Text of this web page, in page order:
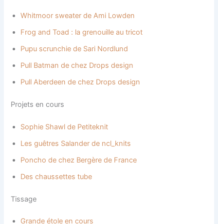
Whitmoor sweater de Ami Lowden
Frog and Toad : la grenouille au tricot
Pupu scrunchie de Sari Nordlund
Pull Batman de chez Drops design
Pull Aberdeen de chez Drops design
Projets en cours
Sophie Shawl de Petiteknit
Les guêtres Salander de ncl_knits
Poncho de chez Bergère de France
Des chaussettes tube
Tissage
Grande étole en cours